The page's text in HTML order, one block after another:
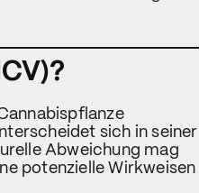
sich in seiner
Abweichung mag
potenzielle Wirkweisen